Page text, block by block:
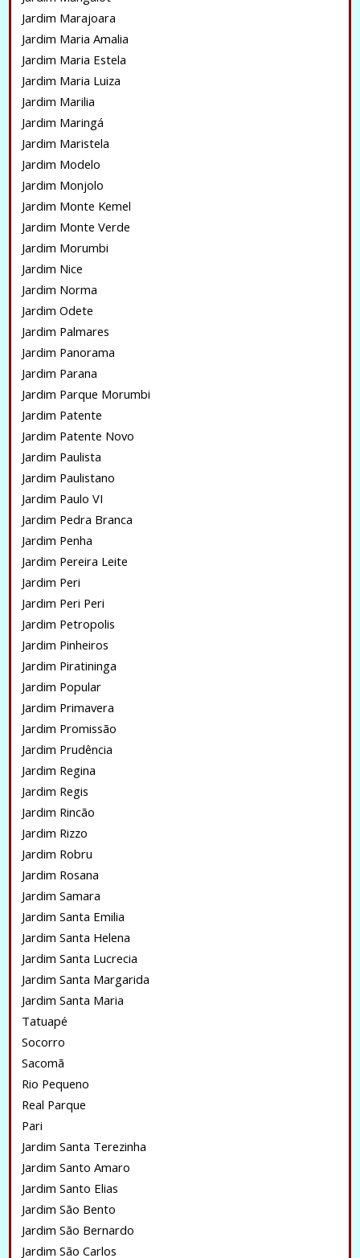
Jardim Marajoara
Jardim Maria Amalia
Jardim Maria Estela
Jardim Maria Luiza
Jardim Marilia
Jardim Maringá
Jardim Maristela
Jardim Modelo
Jardim Monjolo
Jardim Monte Kemel
Jardim Monte Verde
Jardim Morumbi
Jardim Nice
Jardim Norma
Jardim Odete
Jardim Palmares
Jardim Panorama
Jardim Parana
Jardim Parque Morumbi
Jardim Patente
Jardim Patente Novo
Jardim Paulista
Jardim Paulistano
Jardim Paulo VI
Jardim Pedra Branca
Jardim Penha
Jardim Pereira Leite
Jardim Peri
Jardim Peri Peri
Jardim Petropolis
Jardim Pinheiros
Jardim Piratininga
Jardim Popular
Jardim Primavera
Jardim Promissão
Jardim Prudência
Jardim Regina
Jardim Regis
Jardim Rincão
Jardim Rizzo
Jardim Robru
Jardim Rosana
Jardim Samara
Jardim Santa Emilia
Jardim Santa Helena
Jardim Santa Lucrecia
Jardim Santa Margarida
Jardim Santa Maria
Tatuapé
Socorro
Sacomã
Rio Pequeno
Real Parque
Pari
Jardim Santa Terezinha
Jardim Santo Amaro
Jardim Santo Elias
Jardim São Bento
Jardim São Bernardo
Jardim São Carlos